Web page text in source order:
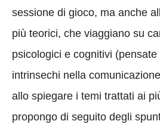
sessione di gioco, ma anche
più teorici, che viaggiano su
psicologici e cognitivi
intrinsechi nella
allo spiegare i temi trattati ai
propongo di seguito degli